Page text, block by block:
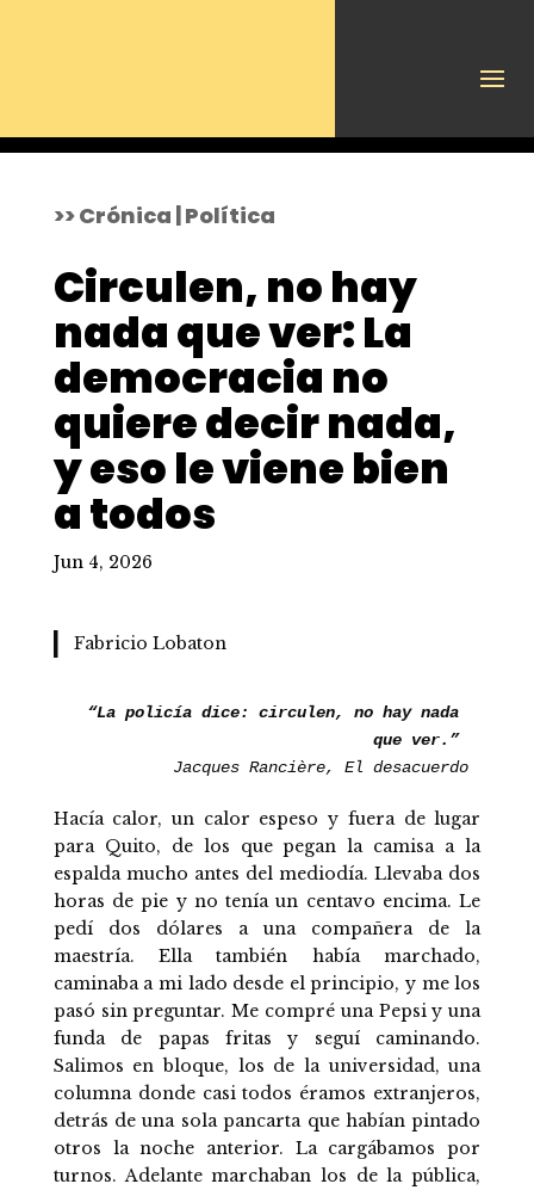
>> Crónica | Política
Circulen, no hay
nada que ver: La
democracia no
quiere decir nada,
y eso le viene bien
a todos
Jun 4, 2026
Fabricio Lobaton
“La policía dice: circulen, no hay nada
que ver.”
Jacques Rancière, El desacuerdo
Hacía calor, un calor espeso y fuera de lugar
para Quito, de los que pegan la camisa a la
espalda mucho antes del mediodía. Llevaba dos
horas de pie y no tenía un centavo encima. Le
pedí dos dólares a una compañera de la
maestría. Ella también había marchado,
caminaba a mi lado desde el principio, y me los
pasó sin preguntar. Me compré una Pepsi y una
funda de papas fritas y seguí caminando.
Salimos en bloque, los de la universidad, una
columna donde casi todos éramos extranjeros,
detrás de una sola pancarta que habían pintado
otros la noche anterior. La cargábamos por
turnos. Adelante marchaban los de la pública,